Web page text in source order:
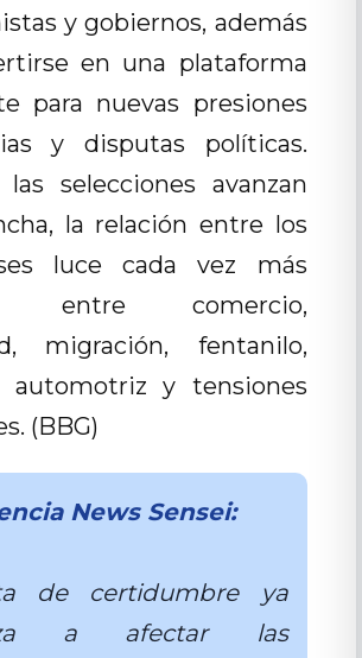
y gobiernos, además
en una plataforma
para nuevas presiones
y disputas políticas.
las selecciones avanzan
la relación entre los
luce cada vez más
entre comercio,
migración, fentanilo,
automotriz y tensiones
(BBG)
News Sensei:
de certidumbre ya
a afectar las